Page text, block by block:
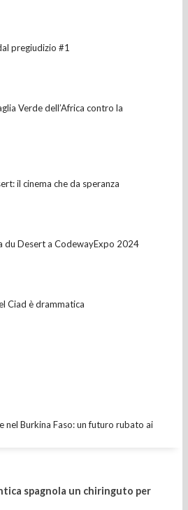
pregiudizio #1
Verde dell’Africa contro la
il cinema che da speranza
du Desert a CodewayExpo 2024
Ciad è drammatica
nel Burkina Faso: un futuro rubato ai
spagnola un chiringuto per